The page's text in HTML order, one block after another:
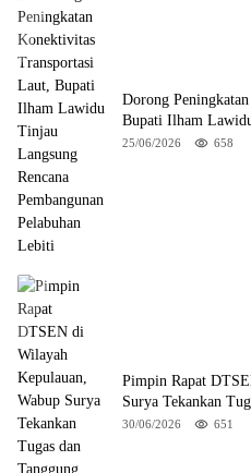
Dorong
Bupati Ilham
Pembangunan
25/06/2026 658
Pimpin Rapat
Surya Tekankan
30/06/2026 651